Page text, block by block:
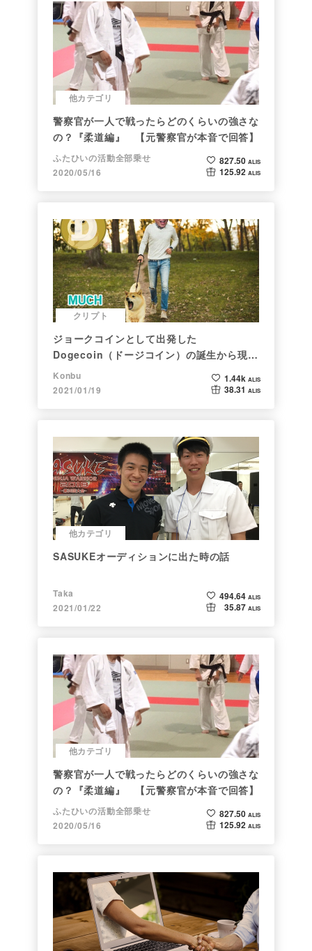
他カテゴリ
警察官が一人で戦ったらどのくらいの強さな
の？『柔道編』 【元警察官が本音で回答】
ふたひいの活動全部乗せ
2020/05/16
827.50 ALIS
125.92 ALIS
クリプト
ジョークコインとして出発した
Dogecoin（ドージコイン）の誕生から現在
まで。注目される非証券性🐶
Konbu
2021/01/19
1.44k ALIS
38.31 ALIS
他カテゴリ
SASUKEオーディションに出た時の話
Taka
2021/01/22
494.64 ALIS
35.87 ALIS
他カテゴリ
警察官が一人で戦ったらどのくらいの強さな
の？『柔道編』 【元警察官が本音で回答】
ふたひいの活動全部乗せ
2020/05/16
827.50 ALIS
125.92 ALIS